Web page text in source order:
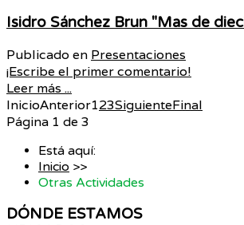
Isidro Sánchez Brun "Mas de
Publicado en Presentaciones
¡Escribe el primer comentario!
Leer más ...
InicioAnterior123SiguienteFinal
Página 1 de 3
Está aquí:
Inicio >>
Otras Actividades
DÓNDE ESTAMOS